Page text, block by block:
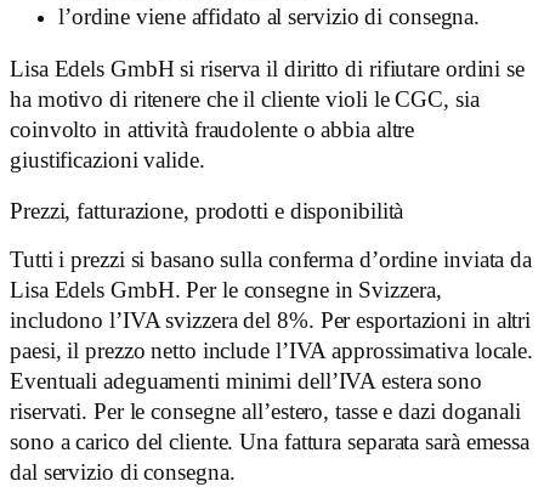
l’ordine viene affidato al servizio di consegna.
Lisa Edels GmbH si riserva il diritto di rifiutare ordini se
ha motivo di ritenere che il cliente violi le CGC, sia
coinvolto in attività fraudolente o abbia altre
giustificazioni valide.
Prezzi, fatturazione, prodotti e disponibilità
Tutti i prezzi si basano sulla conferma d’ordine inviata da
Lisa Edels GmbH. Per le consegne in Svizzera,
includono l’IVA svizzera del 8%. Per esportazioni in altri
paesi, il prezzo netto include l’IVA approssimativa locale.
Eventuali adeguamenti minimi dell’IVA estera sono
riservati. Per le consegne all’estero, tasse e dazi doganali
sono a carico del cliente. Una fattura separata sarà emessa
dal servizio di consegna.